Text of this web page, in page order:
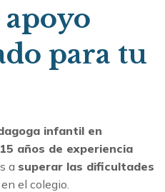
para tu
infantil en
años de experiencia
a superar las dificultades
el colegio.